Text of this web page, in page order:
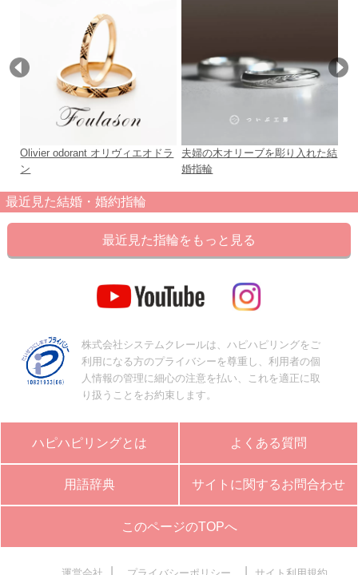
Olivier odorant オリヴィエオドラ
ン
夫婦の木オリーブを彫り入れた結
婚指輪
最近見た結婚・婚約指輪
最近見た指輪をもっと見る
株式会社システムクレールは、ハピハピリングをご
利用になる方のプライバシーを尊重し、利用者の個
人情報の管理に細心の注意を払い、これを適正に取
り扱うことをお約束します。
ハピハピリングとは よくある質問
用語辞典 サイトに関するお問合わせ
このページのTOPへ